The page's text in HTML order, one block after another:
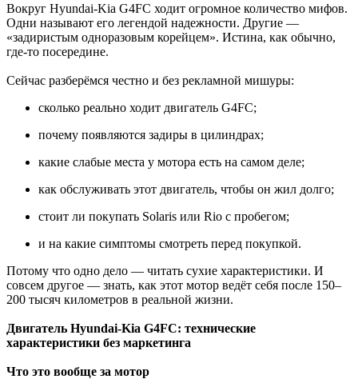
Вокруг Hyundai-Kia G4FC ходит огромное количество мифов.
Одни называют его легендой надежности. Другие —
«задиристым одноразовым корейцем». Истина, как обычно,
где-то посередине.
Сейчас разберёмся честно и без рекламной мишуры:
сколько реально ходит двигатель G4FC;
почему появляются задиры в цилиндрах;
какие слабые места у мотора есть на самом деле;
как обслуживать этот двигатель, чтобы он жил долго;
стоит ли покупать Solaris или Rio с пробегом;
и на какие симптомы смотреть перед покупкой.
Потому что одно дело — читать сухие характеристики. И
совсем другое — знать, как этот мотор ведёт себя после 150–
200 тысяч километров в реальной жизни.
Двигатель Hyundai-Kia G4FC: технические
характеристики без маркетинга
Что это вообще за мотор